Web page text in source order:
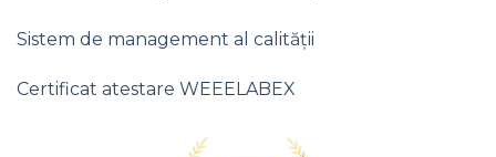
Sistem de management al calității
Certificat atestare WEEELABEX